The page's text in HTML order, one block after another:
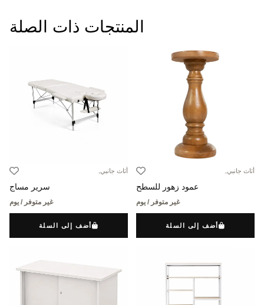
المنتجات ذات الصلة
أثاث جانبي,
عمود زهور للسطح
غير متوفر / يوم
أضف إلى السلة
أثاث جانبي,
سرير مساج
غير متوفر / يوم
أضف إلى السلة